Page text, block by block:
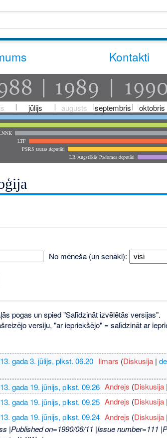
Kontakti
jūlijs augusts septembris oktobris
LTF
PSRS tautas deputāti
LR Augstākās Padomes deputāti
No mēneša (un senāki):
pogas un spied "Salīdzināt izvēlētās versijas".
versiju, "ar iepriekšējo" = salīdzināt ar
gada 3. jūlijs, plkst. 06.20 Ilmars (Diskusija |
gada 19. jūnijs, plkst. 09.26 Andrejs (Diskusija
gada 19. jūnijs, plkst. 09.25 Andrejs (Diskusija
gada 19. jūnijs, plkst. 09.24 Andrejs (Diskusija
|Published on=1990/06/11 |Issue number=111